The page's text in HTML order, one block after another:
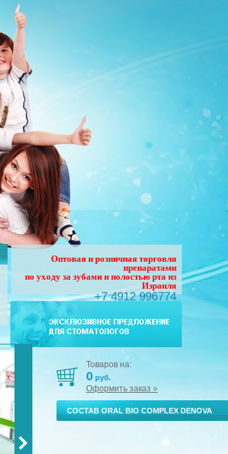
Оптовая и розничная торговля
препаратами
по уходу за зубами и полостью рта из
Израиля
+7 4912 996774
Товаров на:
0 руб.
Оформить заказ »
СОСТАВ ORAL BIO COMPLEX DENOVA